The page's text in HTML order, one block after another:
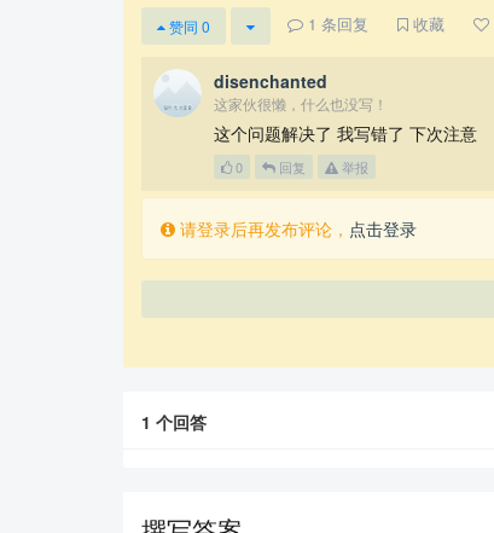
赞同 0 1 条回复 收藏
disenchanted
这家伙很懒，什么也没写！
这个问题解决了 我写错了 下次注意
0 回复 举报
请登录后再发布评论， 点击登录
1 个回答